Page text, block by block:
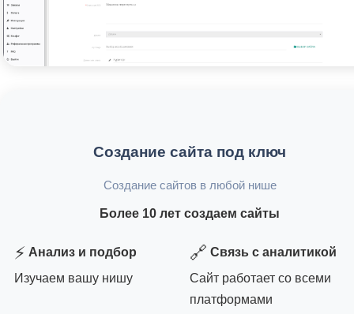
Создание сайта под ключ
Создание сайтов в любой нише
Более 10 лет создаем сайты
⚡ Анализ и подбор
Изучаем вашу нишу
🔗 Связь с аналитикой
Сайт работает со всеми
платформами